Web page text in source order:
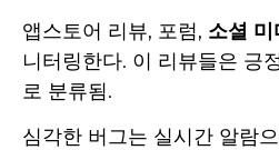
앱스토어 리뷰, 포럼, 소셜 미
니터링한다. 이 리뷰들은 긍
로 분류됨.
심각한 버그는 실시간 알람